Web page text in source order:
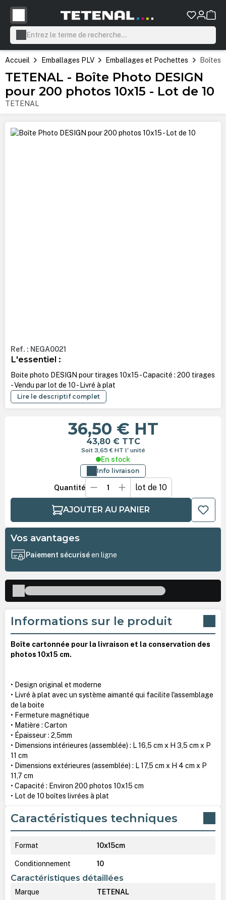
principal
Accueil Emballages PLV Emballages et Pochettes Boîtes
TETENAL - Boîte Photo DESIGN
pour 200 photos 10x15 - Lot de 10
TETENAL
Ignorer la galerie d'images
Ref. : NEGA0021
L'essentiel :
Boite photo DESIGN pour tirages 10x15 - Capacité : 200 tirages
- Vendu par lot de 10 - Livré à plat
Lire le descriptif complet
36,50 € HT
43,80 € TTC
Soit 3,65 € HT l' unité
En stock
Info livraison
Quantité lot de 10
AJOUTER AU PANIER
Vos avantages
Paiement sécuriséen ligne
Informations sur le produit
Boîte cartonnée pour la livraison et la conservation des
photos 10x15 cm.
• Design original et moderne
• Livré à plat avec un système aimanté qui facilite l'assemblage
de la boite
• Fermeture magnétique
• Matière : Carton
• Épaisseur : 2,5mm
• Dimensions intérieures (assemblée) : L 16,5 cm x H 3,5 cm x P
11 cm
• Dimensions extérieures (assemblée) : L 17,5 cm x H 4 cm x P
11,7 cm
• Capacité : Environ 200 photos 10x15 cm
• Lot de 10 boîtes livrées à plat
Caractéristiques techniques
Format 10x15cm
Conditionnement 10
Caractéristiques détaillées
Marque TETENAL